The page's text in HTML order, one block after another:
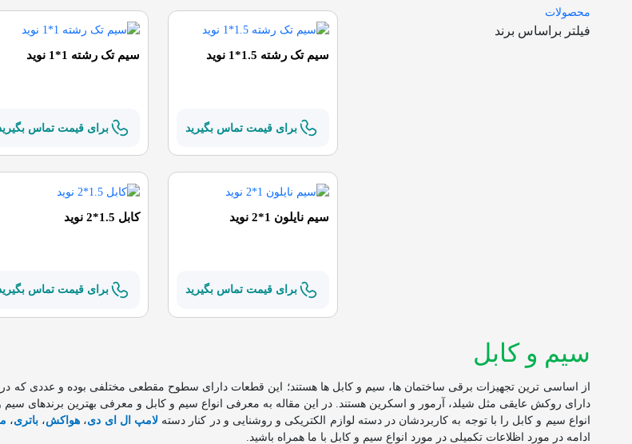
محصولات
فیلتر براساس برند
سیم تک رشته 1.5*1 نوید
برای قیمت تماس بگیرید
سیم تک رشته 1*1 نوید
برای قیمت تماس
سیم نایلون 1*2 نوید
برای قیمت تماس بگیرید
کابل 1.5*2 نوید
برای قیمت تماس
سیم و کابل
از اساسی ترین تجهیزات برقی ساختمان ها، سیم و کابل ها هستند؛ این قطعات دارای سطوح مقطعی مختلفی بوده و عددی
دارای روکش عایقی مثل شیلد، آرمور و اسکرین هستند. در این مقاله به معرفی انواع سیم و کابل و معرفی بهترین برندهای سیم و
انواع سیم و کابل را با توجه به کاربردشان در دسته لوازم الکتریکی و روشنایی و در کنار دستهلامپ ال ای دی، هواکش،باتری،
ادامه در مورد اظلاعات تکمیلی در مورد انواع سیم و کابل با ما همراه باشید.